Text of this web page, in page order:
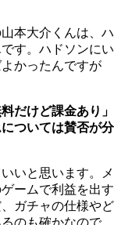
本大介くんは、ハ
す。ハドソンにい
かったんですが
だけど課金あり」
ついては賛否が分
いと思います。メ
ームで利益を出す
ガチャの仕様やど
のも確かなので、